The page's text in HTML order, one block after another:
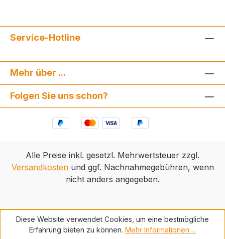
Service-Hotline
Mehr über ...
Folgen Sie uns schon?
Alle Preise inkl. gesetzl. Mehrwertsteuer zzgl.
Versandkostenund ggf. Nachnahmegebühren, wenn
nicht anders angegeben.
Diese Website verwendet Cookies, um eine bestmögliche
Erfahrung bieten zu können. Mehr Informationen ...